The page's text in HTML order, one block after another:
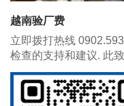
越南验厂费
立即拨打热线
检查的支持和建议. 此致